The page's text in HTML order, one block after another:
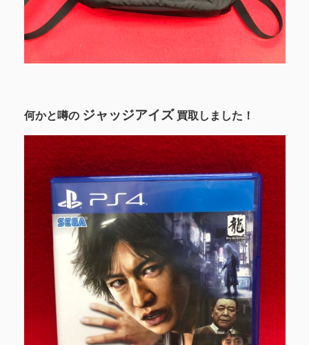
何かと噂の ジャッジアイズ 買取しました！